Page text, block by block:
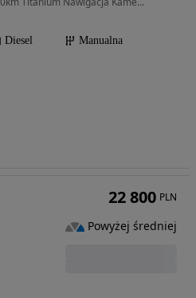
Diesel
Manualna
22 800 PLN
Powyżej średniej